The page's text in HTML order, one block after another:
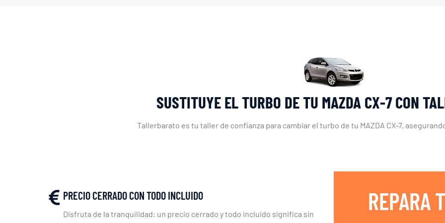
SUSTITUYE EL TURBO DE TU MAZDA CX-7 CON
Tallerbarato es tu taller de confianza para cambiar el turbo de tu MAZDA CX-7,
PRECIO CERRADO CON TODO INCLUIDO
Disfruta de la tranquilidad: un precio cerrado y todo incluido significa sin
REPARA